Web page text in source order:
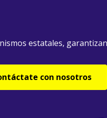
estatales,
con nosotros